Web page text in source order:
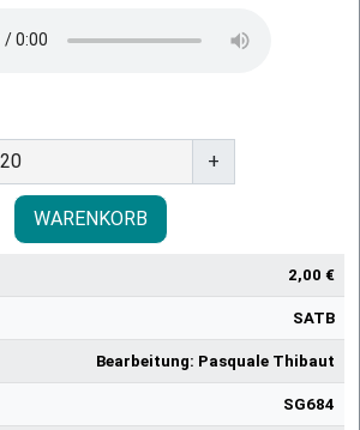
+
WARENKORB
2,00 €
SATB
Bearbeitung: Pasquale Thibaut
SG684